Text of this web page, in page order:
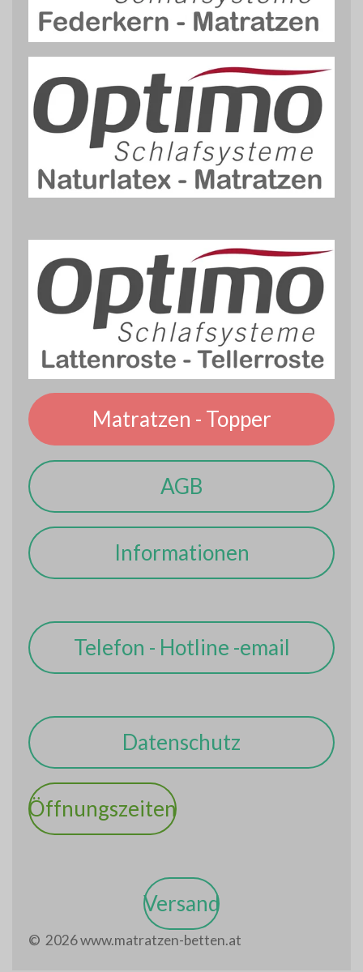
Matratzen - Topper
AGB
Informationen
Telefon - Hotline -email
Datenschutz
Öffnungszeiten
Versand
© 2026 www.matratzen-betten.at